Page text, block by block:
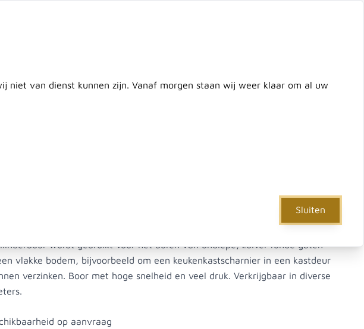
niet van dienst kunnen zijn. Vanaf morgen staan wij weer klaar om al uw
Sluiten
Cilinderkopboor wave-cutter 44 mm
wordt gebruikt voor het boren van ondiepe, zuiver ronde gaten
vlakke bodem, bijvoorbeeld om een keukenkastscharnier in een kastdeur
verzinken. Boor met hoge snelheid en veel druk. Verkrijgbaar in diverse
op aanvraag